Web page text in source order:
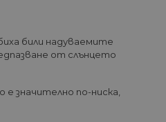
били надуваемите
от слънцето
значително по-ниска,